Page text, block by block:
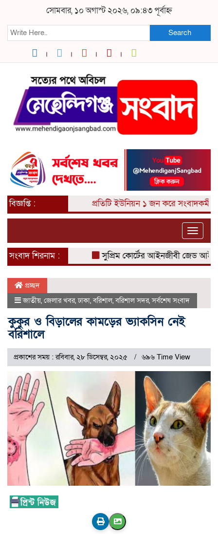
সোমবার, ১০ অগাস্ট ২০২৬, ০৯:৪৩ পূর্বাহ্ন
Search
বিজ্ঞপ্তি : প্রতিটি ইউনিয়ন ১ জন করে সংবাদকর্মী
Toggle
সংবাদ শিরনাম :
সুপ্রিম কোর্টের আইনজীবী জেড আই খান
প্রচ্ছদ
জাতীয়, জেলার খবর,ঢাকা,বরিশাল,বরিশাল সদর,সর্বশেষ সংবাদ
কুকুর ও বিড়ালের কামড়ের ভ্যাকসিন নেই
বরিশালে
প্রকাশের সময় : রবিবার, ২৮ ডিসেম্বর, ২০২৫ ৬৯৬ Time View